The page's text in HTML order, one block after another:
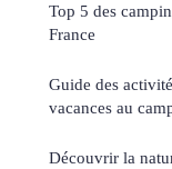
Top 5 des
France
Guide des
vacances au
Découvrir la